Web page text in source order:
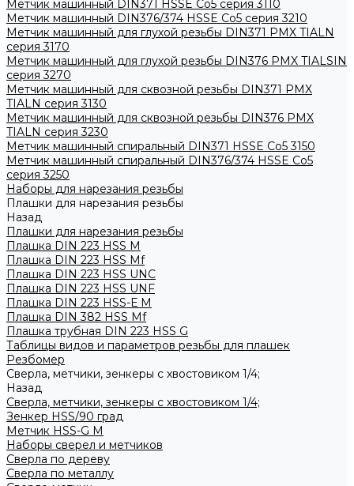
Метчик машинный DIN371 HSSE Co5 серия 3110
Метчик машинный DIN376/374 HSSE Co5 серия 3210
Метчик машинный для глухой резьбы DIN371 PMX TIALN
серия 3170
Метчик машинный для глухой резьбы DIN376 PMX TIALSIN
серия 3270
Метчик машинный для сквозной резьбы DIN371 PMX
TIALN серия 3130
Метчик машинный для сквозной резьбы DIN376 PMX
TIALN серия 3230
Метчик машинный спиральный DIN371 HSSE Co5 3150
Метчик машинный спиральный DIN376/374 HSSE Co5
серия 3250
Наборы для нарезания резьбы
Плашки для нарезания резьбы
Назад
Плашки для нарезания резьбы
Плашка DIN 223 HSS M
Плашка DIN 223 HSS Mf
Плашка DIN 223 HSS UNC
Плашка DIN 223 HSS UNF
Плашка DIN 223 HSS-Е M
Плашка DIN 382 HSS Mf
Плашка трубная DIN 223 HSS G
Таблицы видов и параметров резьбы для плашек
Резбомер
Сверла, метчики, зенкеры с хвостовиком 1/4;
Назад
Сверла, метчики, зенкеры с хвостовиком 1/4;
Зенкер HSS/90 град
Метчик HSS-G М
Наборы сверел и метчиков
Сверла по дереву
Сверла по металлу